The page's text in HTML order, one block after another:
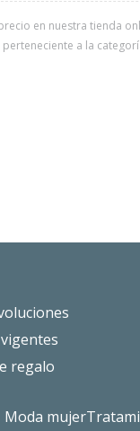
en nuestra tienda
perteneciente a la
regalo
Moda mujer